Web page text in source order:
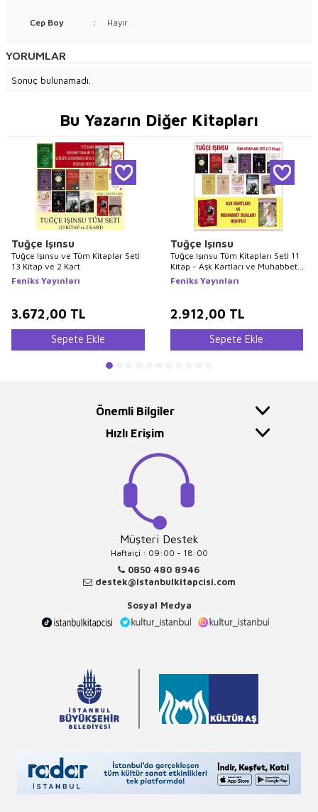
Cep Boy : Hayır
YORUMLAR
Sonuç bulunamadı.
Bu Yazarın Diğer Kitapları
Tuğçe Işınsu
Tuğçe Işınsu ve Tüm Kitaplar Seti
13 Kitap ve 2 Kart
Feniks Yayınları
3.672,00 TL
Sepete Ekle
Tuğçe Işınsu
Tuğçe Işınsu Tüm Kitapları Seti 11
Kitap - Aşk Kartları ve Muhabbet
Duaları Hediyeli
Feniks Yayınları
2.912,00 TL
Sepete Ekle
Önemli Bilgiler
Hızlı Erişim
Müşteri Destek
Haftaiçi : 09:00 - 18:00
0850 480 8946
destek@istanbulkitapcisi.com
Sosyal Medya